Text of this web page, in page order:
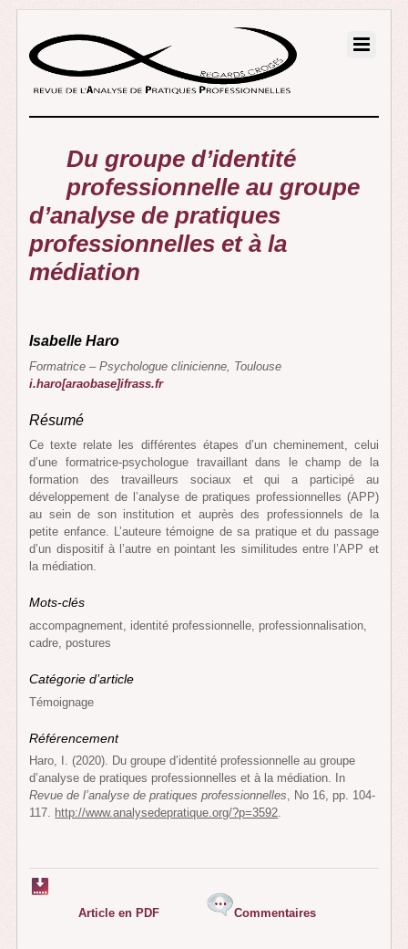
Du groupe d’identité
professionnelle au groupe
d’analyse de pratiques
professionnelles et à la
médiation
Isabelle Haro
Formatrice – Psychologue clinicienne, Toulouse
i.haro[araobase]ifrass.fr
Résumé
Ce texte relate les différentes étapes d’un cheminement, celui
d’une formatrice-psychologue travaillant dans le champ de la
formation des travailleurs sociaux et qui a participé au
développement de l’analyse de pratiques professionnelles (APP)
au sein de son institution et auprès des professionnels de la
petite enfance. L’auteure témoigne de sa pratique et du passage
d’un dispositif à l’autre en pointant les similitudes entre l’APP et
la médiation.
Mots-clés
accompagnement, identité professionnelle, professionnalisation,
cadre, postures
Catégorie d’article
Témoignage
Référencement
Haro, I. (2020). Du groupe d’identité professionnelle au groupe
d’analyse de pratiques professionnelles et à la médiation. In
Revue de l’analyse de pratiques professionnelles, No 16, pp. 104-
117. http://www.analysedepratique.org/?p=3592.
Article en PDF Commentaires